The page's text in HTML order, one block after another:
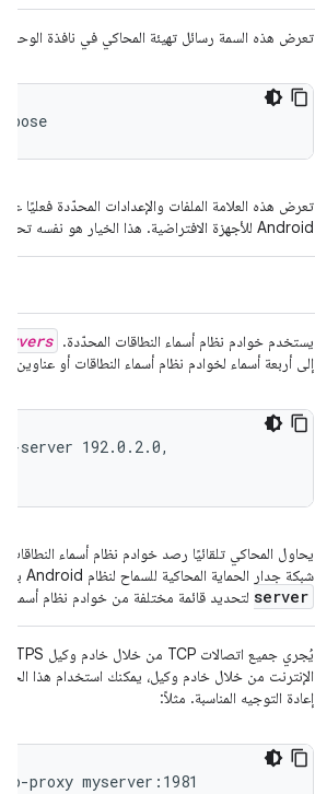
تعرض هذه السمة رسائل تهيئة المحاكي في نافذة الوحدة
تعرض هذه العلامة الملفات والإعدادات المحدّدة
Android للأجهزة الافتراضية. هذا الخيار هو نفسه تحديد
يستخدم خوادم نظام أسماء النطاقات المحدّدة.
إلى أربعة أسماء لخوادم نظام أسماء النطاقات أو عناوين IP. على سبيل المثال:
server 192.0.2.0,
يحاول المحاكي تلقائيًا رصد خوادم نظام أسماء
شبكة جدار الحماية المحاكية للسماح لنظام Android بالاتصال مباشرةً بالخوادم. استخدِم الخيار
server لتحديد قائمة مختلفة من خوادم نظام أسماء
الإنترنت من خلال خادم وكيل، يمكنك استخدام هذا
إعادة التوجيه المناسبة. مثلاً:
proxy myserver:1981